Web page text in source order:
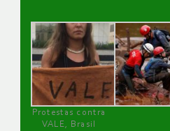
Protestas contra
VALE, Brasil